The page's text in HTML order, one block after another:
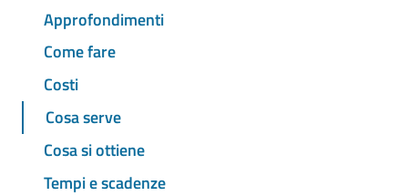
Approfondimenti
Come fare
Costi
Cosa serve
Cosa si ottiene
Tempi e scadenze